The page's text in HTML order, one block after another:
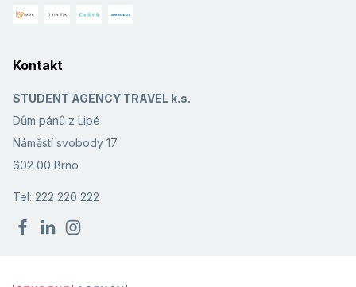
Kontakt
STUDENT AGENCY TRAVEL k.s.
Dům pánů z Lipé
Náměstí svobody 17
602 00 Brno
Tel: 222 220 222